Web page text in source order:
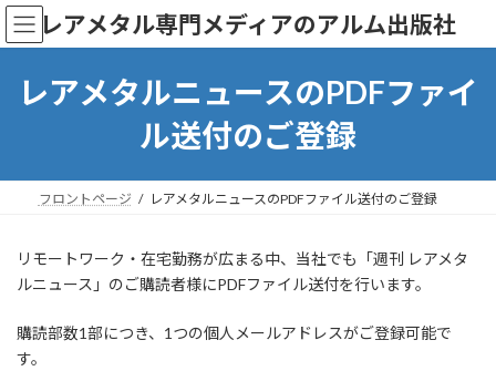
コ
ン
ナ
ビ
レアメタル専門メディアのアルム出版社
レアメタルニュースのPDFファイ
ル送付のご登録
フロントページ レアメタルニュースのPDFファイル送付のご登録
リモートワーク・在宅勤務が広まる中、当社でも「週刊 レアメタ
ルニュース」のご購読者様にPDFファイル送付を行います。
購読部数1部につき、1つの個人メールアドレスがご登録可能で
す。